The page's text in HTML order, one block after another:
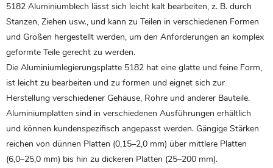
5182 Aluminiumblech lässt sich leicht kalt bearbeiten, z. B. durch
Stanzen, Ziehen usw., und kann zu Teilen in verschiedenen Formen
und Größen hergestellt werden, um den Anforderungen an komplex
geformte Teile gerecht zu werden.
Die Aluminiumlegierungsplatte 5182 hat eine glatte und feine Form,
ist leicht zu bearbeiten und zu formen und eignet sich zur
Herstellung verschiedener Gehäuse, Rohre und anderer Bauteile.
Aluminiumplatten sind in verschiedenen Ausführungen erhältlich
und können kundenspezifisch angepasst werden. Gängige Stärken
reichen von dünnen Platten (0,15–2,0 mm) über mittlere Platten
(6,0–25,0 mm) bis hin zu dickeren Platten (25–200 mm).